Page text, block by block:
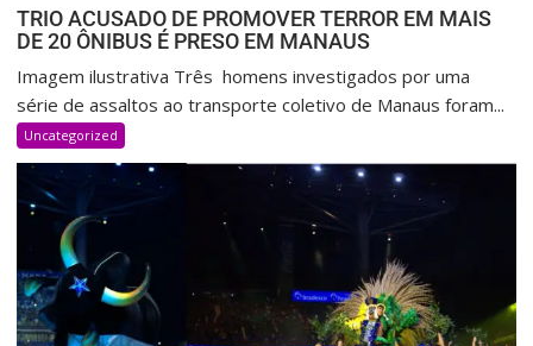
TRIO ACUSADO DE PROMOVER TERROR EM MAIS
DE 20 ÔNIBUS É PRESO EM MANAUS
Imagem ilustrativa Três homens investigados por uma
série de assaltos ao transporte coletivo de Manaus foram...
Uncategorized